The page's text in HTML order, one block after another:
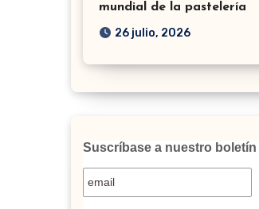
mundial de la pastelería
26 julio, 2026
Suscríbase a nuestro boletín